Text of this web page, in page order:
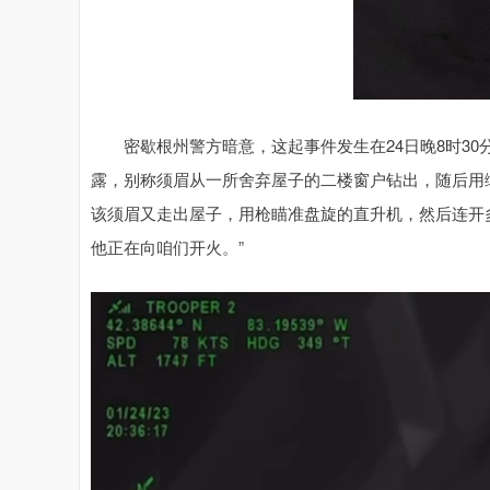
密歇根州警方暗意，这起事件发生在24日晚8时30
露，别称须眉从一所舍弃屋子的二楼窗户钻出，随后
该须眉又走出屋子，用枪瞄准盘旋的直升机，然后连
他正在向咱们开火。”